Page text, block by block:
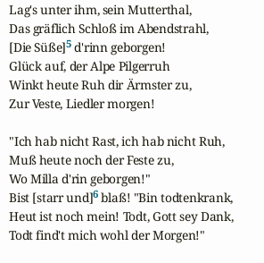
Lag's unter ihm, sein Mutterthal,
Das gräflich Schloß im Abendstrahl,
[Die Süße]5 d'rinn geborgen!
Glück auf, der Alpe Pilgerruh
Winkt heute Ruh dir Ärmster zu,
Zur Veste, Liedler morgen!
"Ich hab nicht Rast, ich hab nicht Ruh,
Muß heute noch der Feste zu,
Wo Milla d'rin geborgen!"
Bist [starr und]6 blaß! "Bin todtenkrank,
Heut ist noch mein! Todt, Gott sey Dank,
Todt find't mich wohl der Morgen!"